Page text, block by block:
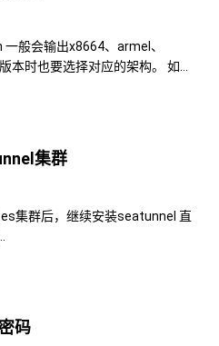
般会输出x8664、armel、
本时也要选择对应的架构。 如果
处理习惯以86为结尾，如
集群
集群后，继续安装seatunnel 直
docs/startv2/kubernetes/一
kubectl get pods A查看 然后我需
码